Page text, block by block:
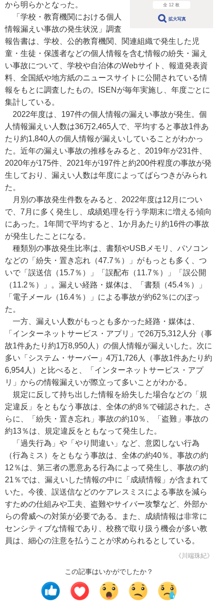
全 12 枚
拡大写真
から明らかとなった。
「学校・教育機関における個人
情報漏えい事故の発生状況」調査
報告書は、学校、公的教育機関、関連組織で発生した児
童・生徒・保護者などの個人情報を含む情報の紛失・漏え
い事故について、学校や自治体のWebサイト、報道発表資
料、全国紙や地方紙のニュースサイトに公開されている情
報をもとに調査したもの。ISENが毎年実施し、年度ごとに
集計している。
2022年度は、197件の個人情報の漏えい事故が発生。個
人情報漏えい人数は36万2,465人で、平均すると事故1件あ
たり約1,840人の個人情報が漏えいしていることがわかっ
た。近年の漏えい事故の推移をみると、2019年が231件、
2020年が175件、2021年が197件と約200件程度の事故が発
生しており、漏えい人数は年度によってばらつきがみられ
た。
月別の事故発生件数をみると、2022年度は12月につい
で、7月に多く発生し、成績処理を行う学期末に増える傾向
にあった。1年間で平均すると、1か月あたり約16件の事故
が発生したことになる。
種類別の事故発生比率は、書類やUSBメモリ、パソコン
などの「紛失・置き忘れ（47.7％）」がもっとも多く、つ
いで「誤送信（15.7％）」「誤配布（11.7％）」「誤公開
（11.2％）」。漏えい経路・媒体は、「書類（45.4％）」
「電子メール（16.4％）」による事故が約62％にのぼっ
た。
一方、漏えい人数がもっとも多かった経路・媒体は、
「インターネットサービス・アプリ」で26万5,312人分（事
故1件あたり約1万8,950人）の個人情報が漏えいした。次に
多い「システム・サーバー」4万1,726人（事故1件あたり約
6,954人）と比べると、「インターネットサービス・アプ
リ」からの情報漏えいが際立って多いことがわかる。
規定に反して持ち出した情報を紛失した場合などの「規
定違反」をともなう事故は、全体の約8％で確認された。さ
らに、「紛失・置き忘れ」事故の約10％、「盗難」事故の
約13％は、規定違反をともなって発生した。
「過失行為」や「やり間違い」など、意図しない行為
（行為ミス）をともなう事故は、全体の約40％。事故の約
12％は、第三者の悪意ある行為によって発生し、事故の約
21％では、漏えいした情報の中に「成績情報」が含まれて
いた。今後、誤送信などのケアレスミスによる事故を減ら
すための仕組みや工夫、盗難やサイバー攻撃など、外部か
らの脅威への対策が必要である。また、成績情報は非常に
センシティブな情報であり、校務で取り扱う機会が多い教
員は、細心の注意を払うことが求められるとしている。
《川端珠紀》
この記事はいかがでしたか？